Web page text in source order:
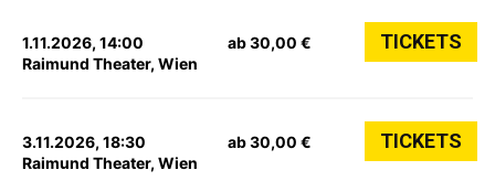
1.11.2026, 14:00
Raimund Theater, Wien
ab 30,00 € TICKETS
3.11.2026, 18:30
Raimund Theater, Wien
ab 30,00 € TICKETS